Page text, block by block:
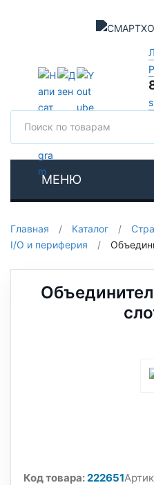
МЕНЮ
Главная / Каталог /
I/O и периферия
/
Код товара:222651